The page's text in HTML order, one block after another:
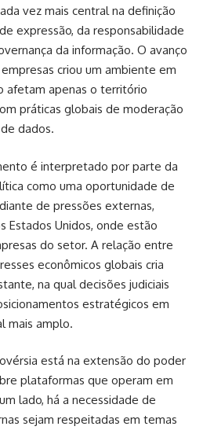
vez mais central na definição
expressão, da responsabilidade
da informação. O avanço
criou um ambiente em
afetam apenas o território
práticas globais de moderação
dados.
é interpretado por parte da
como uma oportunidade de
de pressões externas,
Estados Unidos, onde estão
do setor. A relação entre
econômicos globais cria
na qual decisões judiciais
estratégicos em
mais amplo.
está na extensão do poder
plataformas que operam em
lado, há a necessidade de
sejam respeitadas em temas